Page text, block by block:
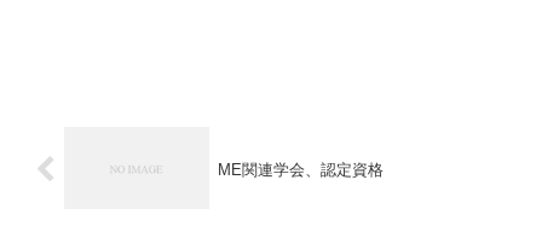
ME関連学会、認定資格